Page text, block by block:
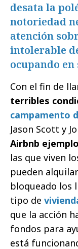
desata la
notoriedad
atención
intolerable
ocupando en
Con el fin de
terribles
campamento
Jason Scott y
Airbnb
las que viven
pueden
bloqueado los
tipo de
que la acción
fondos para
está